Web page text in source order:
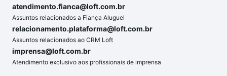
atendimento.fianca@loft.com.br
Assuntos relacionados a Fiança Aluguel
relacionamento.plataforma@loft.com.br
Assuntos relacionados ao CRM Loft
imprensa@loft.com.br
Atendimento exclusivo aos profissionais de imprensa